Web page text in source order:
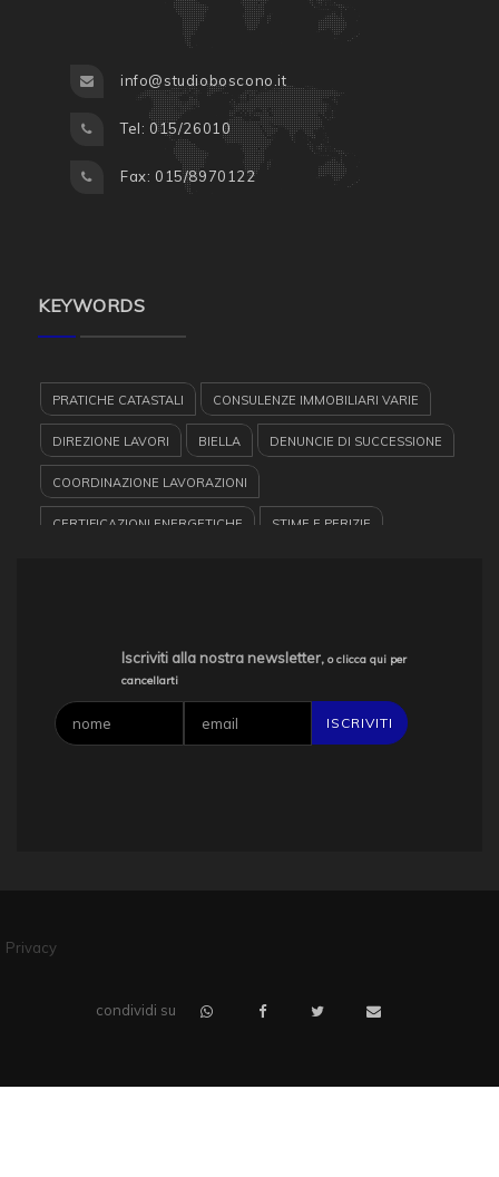
info@studioboscono.it
Tel: 015/26010
Fax: 015/8970122
KEYWORDS
PRATICHE CATASTALI CONSULENZE IMMOBILIARI VARIE
DIREZIONE LAVORI BIELLA DENUNCIE DI SUCCESSIONE
COORDINAZIONE LAVORAZIONI
CERTIFICAZIONI ENERGETICHE STIME E PERIZIE
Iscriviti alla nostra newsletter, o clicca qui per
cancellarti
Privacy
condividi su